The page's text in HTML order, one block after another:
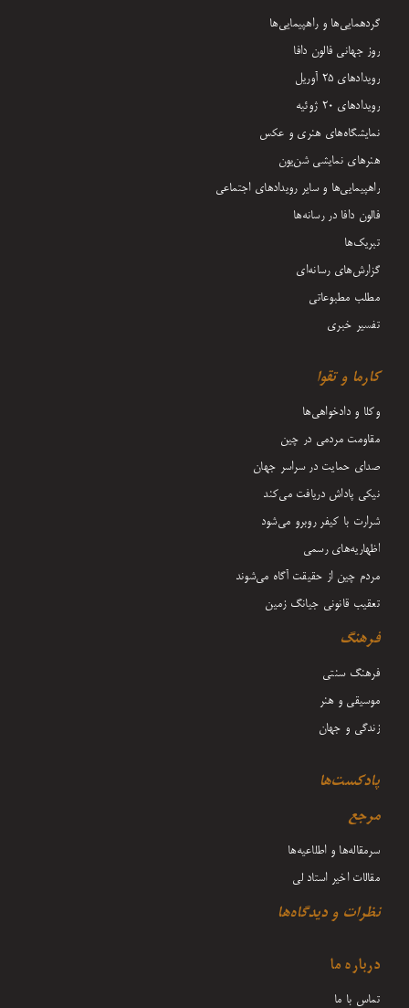
گردهمایی‌ها و راهپیمایی‌ها
روز جهانی فالون دافا
رویدادهای ۲۵ آوریل
رویدادهای ۲۰ ژوئیه
نمایشگاه‌های هنری و عکس
هنرهای نمایشی شن‌یون
راهپیمایی‌ها و سایر رویدادهای اجتماعی
فالون دافا در رسانه‌ها
تبریک‌ها
گزارش‌های رسانه‌ای
مطلب مطبوعاتی
تفسیر خبری
کارما و تقوا
وکلا و دادخواهی‌ها
مقاومت مردمی در چین
صدای حمایت در سراسر جهان
نیکی پاداش دریافت می‌کند
شرارت با کیفر روبرو می‌شود
اظهاریه‌های رسمی
مردم چین از حقیقت آگاه می‌شوند
تعقیب قانونی جیانگ زمین
فرهنگ
فرهنگ سنتی
موسیقی و هنر
زندگی و جهان
پادکست‌ها
مرجع
سرمقاله‌ها و اطلاعیه‌ها
مقالات اخیر استاد لی
نظرات و دیدگاه‌ها
درباره ما
تماس با ما